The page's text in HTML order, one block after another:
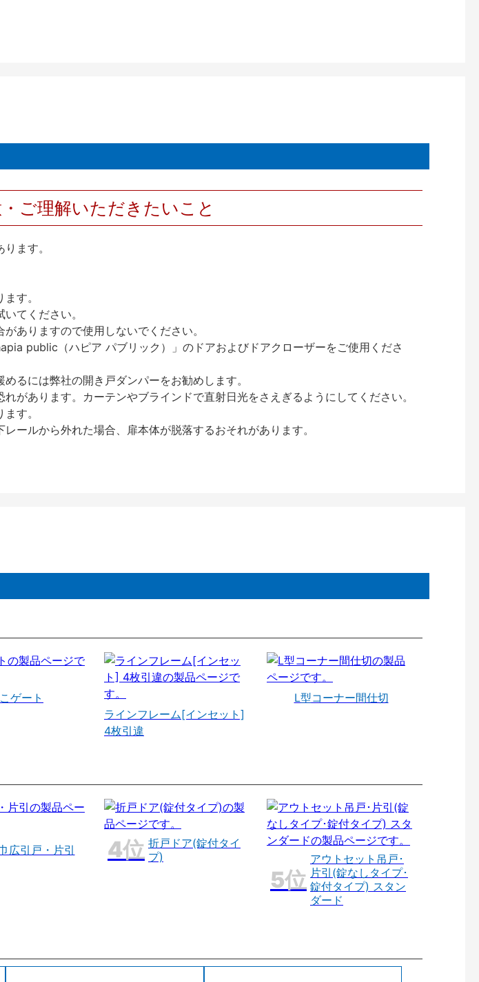
ご理解いただきたいこと
ます。
す。
てください。
ありますので使用しないでください。
public（ハピア パブリック）」のドアおよびドアクローザーをご使用くださ
るには弊社の開き戸ダンパーをお勧めします。
あります。カーテンやブラインドで直射日光をさえぎるようにしてください。
す。
ールから外れた場合、扉本体が脱落するおそれがあります。
ゲート
ラインフレーム[インセット]
4枚引違
L型コーナー間仕切
広引戸・片引
折戸ドア(錠付タイ
プ)
アウトセット吊戸･
片引(錠なしタイプ･
錠付タイプ) スタン
ダード